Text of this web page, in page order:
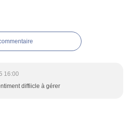
16:00
diffiicle à gérer